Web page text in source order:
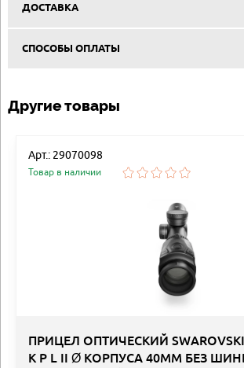
ДОСТАВКА
СПОСОБЫ ОПЛАТЫ
Другие товары
Арт.: 29070098
Товар в наличии
ПРИЦЕЛ ОПТИЧЕСКИЙ SWAROVSKI
К P L II Ø КОРПУСА 40ММ БЕЗ